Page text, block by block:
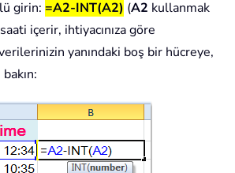
girin: =A2-INT(A2) (A2 kullanmak
içerir, ihtiyacınıza göre
yanındaki boş bir hücreye,